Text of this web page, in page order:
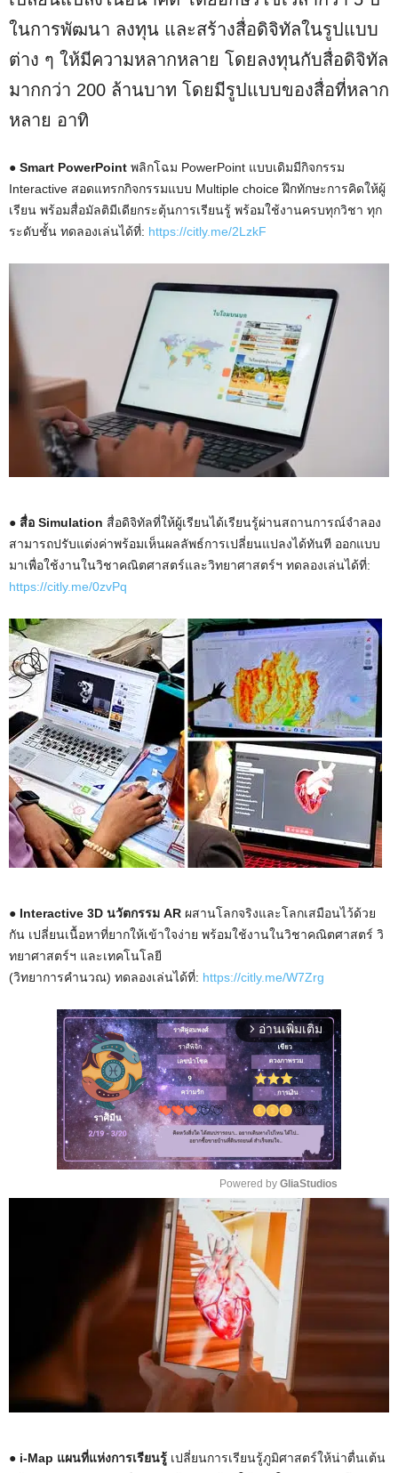
ในการพัฒนา ลงทุน และสร้างสื่อดิจิทัลในรูปแบบ
ต่าง ๆ ให้มีความหลากหลาย โดยลงทุนกับสื่อดิจิทัล
มากกว่า 200 ล้านบาท โดยมีรูปแบบของสื่อที่หลาก
หลาย อาทิ
● Smart PowerPoint พลิกโฉม PowerPoint แบบเดิมมีกิจกรรม
Interactive สอดแทรกกิจกรรมแบบ Multiple choice ฝึกทักษะการคิดให้ผู้
เรียน พร้อมสื่อมัลติมีเดียกระตุ้นการเรียนรู้ พร้อมใช้งานครบทุกวิชา ทุก
ระดับชั้น ทดลองเล่นได้ที่: https://citly.me/2LzkF
● สื่อ Simulation สื่อดิจิทัลที่ให้ผู้เรียนได้เรียนรู้ผ่านสถานการณ์จำลอง
สามารถปรับแต่งค่าพร้อมเห็นผลลัพธ์การเปลี่ยนแปลงได้ทันที ออกแบบ
มาเพื่อใช้งานในวิชาคณิตศาสตร์และวิทยาศาสตร์ฯ ทดลองเล่นได้ที่:
https://citly.me/0zvPq
● Interactive 3D นวัตกรรม AR ผสานโลกจริงและโลกเสมือนไว้ด้วย
กัน เปลี่ยนเนื้อหาที่ยากให้เข้าใจง่าย พร้อมใช้งานในวิชาคณิตศาสตร์ วิ
ทยาศาสตร์ฯ และเทคโนโลยี
(วิทยาการคำนวณ) ทดลองเล่นได้ที่: https://citly.me/W7Zrg
arrow_forward_ios อ่านเพิ่มเติม
M
u
t
e
Powered by GliaStudios
● i-Map แผนที่แห่งการเรียนรู้ เปลี่ยนการเรียนรู้ภูมิศาสตร์ให้น่าตื่นเต้น